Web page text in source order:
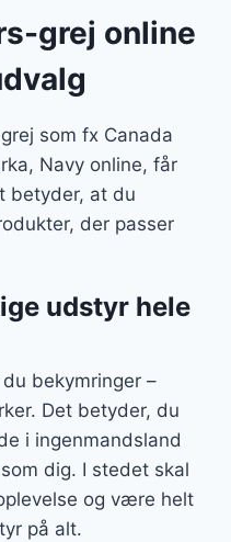
grej online
som fx Canada
Navy online, får
betyder, at du
der passer
udstyr hele
bekymringer –
Det betyder, du
i ingenmandsland
dig. I stedet skal
og være helt
på alt.